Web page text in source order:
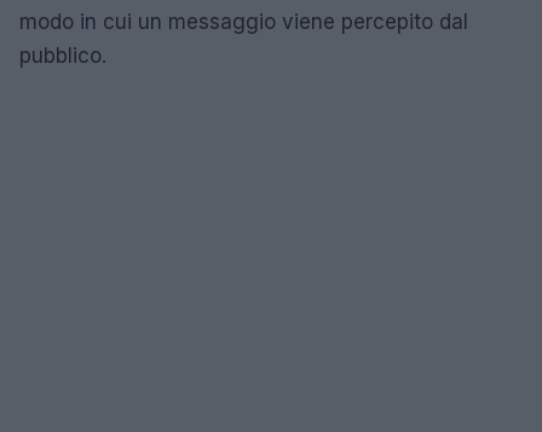
modo in cui un messaggio viene percepito dal
pubblico.